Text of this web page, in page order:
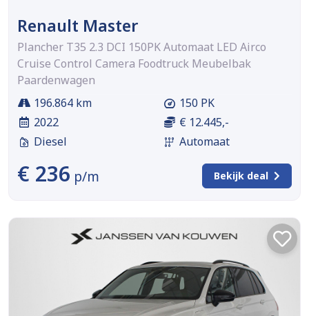
Renault Master
Plancher T35 2.3 DCI 150PK Automaat LED Airco
Cruise Control Camera Foodtruck Meubelbak
Paardenwagen
196.864 km
2022
Diesel
150 PK
€ 12.445,-
Automaat
€ 236 p/m Bekijk deal